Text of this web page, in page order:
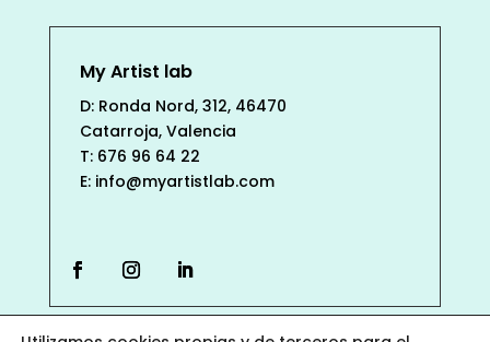
My Artist lab
D: Ronda Nord, 312, 46470
Catarroja, Valencia
T: 676 96 64 22
E: info@myartistlab.com